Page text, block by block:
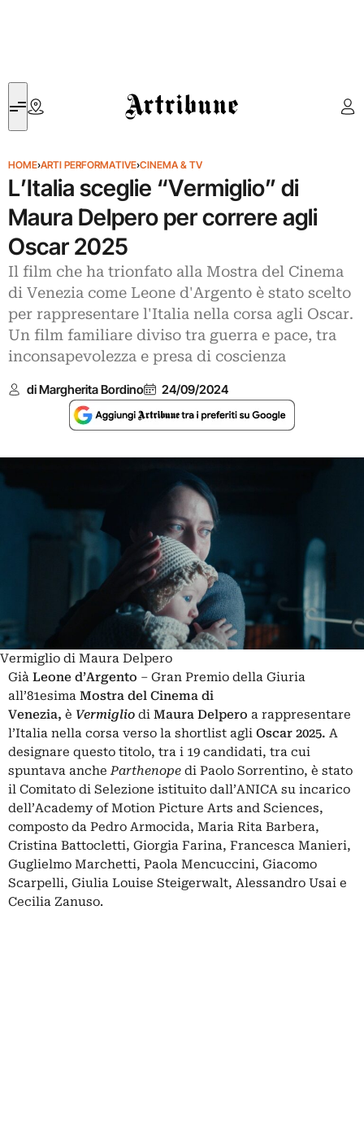
Artribune
HOME›ARTI PERFORMATIVE›CINEMA & TV
L’Italia sceglie “Vermiglio” di
Maura Delpero per correre agli
Oscar 2025
Il film che ha trionfato alla Mostra del Cinema
di Venezia come Leone d'Argento è stato scelto
per rappresentare l'Italia nella corsa agli Oscar.
Un film familiare diviso tra guerra e pace, tra
inconsapevolezza e presa di coscienza
di Margherita Bordino 24/09/2024
Vermiglio di Maura Delpero
Già Leone d’Argento – Gran Premio della Giuria
all’81esima Mostra del Cinema di
Venezia, è Vermiglio di Maura Delpero a rappresentare
l’Italia nella corsa verso la shortlist agli Oscar 2025. A
designare questo titolo, tra i 19 candidati, tra cui
spuntava ancheParthenope di Paolo Sorrentino, è stato
il Comitato di Selezione istituito dall’ANICA su incarico
dell’Academy of Motion Picture Arts and Sciences,
composto da Pedro Armocida, Maria Rita Barbera,
Cristina Battocletti, Giorgia Farina, Francesca Manieri,
Guglielmo Marchetti, Paola Mencuccini, Giacomo
Scarpelli, Giulia Louise Steigerwalt, Alessandro Usai e
Cecilia Zanuso.